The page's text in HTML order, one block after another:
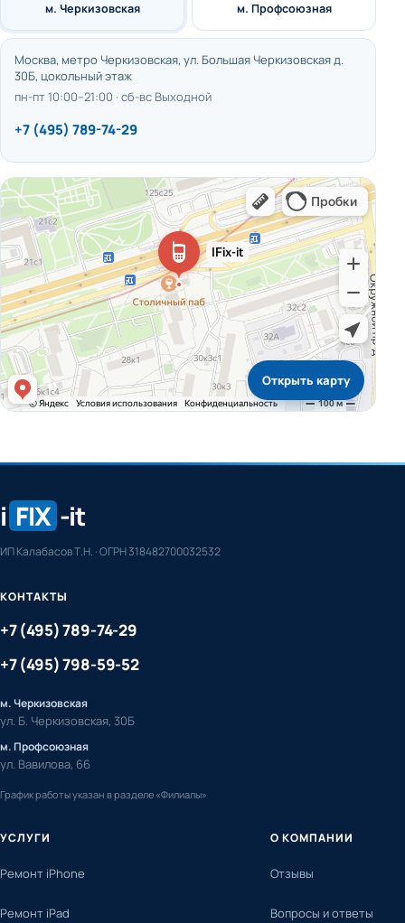
м. Черкизовская
Москва, метро Черкизовская, ул. Большая Черкизовская д.
30Б, цокольный этаж
пн-пт 10:00–21:00 · сб-вс Выходной
+7 (495) 789-74-29
м. Профсоюзная
Открыть карту
i FIX -it
ИП Калабасов Т.Н. · ОГРН 318482700032532
УСЛУГИ
Ремонт iPhone
Ремонт iPad
О КОМПАНИИ
Отзывы
Вопросы и ответы
КОНТАКТЫ
+7 (495) 789-74-29
+7 (495) 798-59-52
м. Черкизовская
ул. Б. Черкизовская, 30Б
м. Профсоюзная
ул. Вавилова, 66
График работы указан в разделе «Филиалы»